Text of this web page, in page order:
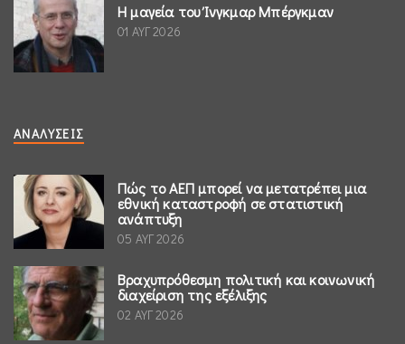
Η μαγεία του Ίνγκμαρ Μπέργκμαν
01 ΑΥΓ 2026
ΑΝΑΛΎΣΕΙΣ
Πώς το ΑΕΠ μπορεί να μετατρέπει μια
εθνική καταστροφή σε στατιστική
ανάπτυξη
05 ΑΥΓ 2026
Βραχυπρόθεσμη πολιτική και κοινωνική
διαχείριση της εξέλιξης
02 ΑΥΓ 2026